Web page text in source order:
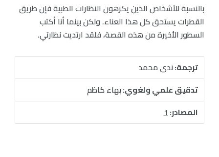
بالنسبة للأشخاص الذين يكرهون النظارات الطبية فإن طريق
القطرات يستحق كل هذا العناء. ولكن بينما أنا أكتب
السطور الأخيرة من هذه القصة، فلقد ارتديت نظارتي.
ترجمة:ندى محمد
تدقيق علمي ولغوي:بهاء كاظم
المصادر:1